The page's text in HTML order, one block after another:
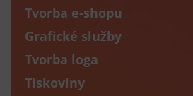
Tvorba e-shopu
Grafické služby
Tvorba loga
Tiskoviny